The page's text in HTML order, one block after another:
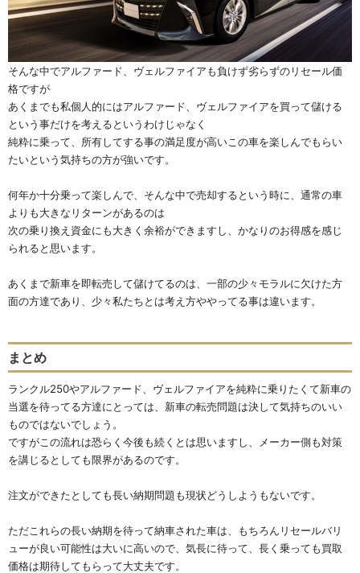
そんな中でアルファード、ヴェルファイアも負けず劣らずのリセール価
格ですが
あくまでも私個人的にはアルファード、ヴェルファイアを買って儲ける
という事だけを考えるというわけじゃなく
純粋に乗って、所有してする事の満足度が高いこの車を楽しんでもらい
たいという気持ちの方が強いです。
何年か十分乗って楽しんで、そんな中で売却するという時に、通常の車
よりも大きなリターンがあるのは
次の乗り換え資金にも大きく余裕ができますし、かなりのお得感を感じ
られると思います。
あくまで新車を即転売して儲けてるのは、一部の少々モラルに欠けた方
面の方達であり、少々私たちとは考え方ややってる事は違います。
まとめ
ランクル250やアルファード、ヴェルファイアを純粋に乗りたくて新車の
当選を待ってる方達にとっては、新車の転売問題は決して気持ちのいい
ものではないでしょう。
ですがこの流れは恐らく今後も続くとは思いますし、メーカー側も対策
を講じるとしても限界があるのです。
注文ができたとしても長い納期問題も現状どうしようもないです。
ただこれらの長い納期を待って納車された車は、もちろんリセールバリ
ューが良い可能性は大いに高いので、気長に待って、長く乗っても買取
価格は期待してもらって大丈夫です。